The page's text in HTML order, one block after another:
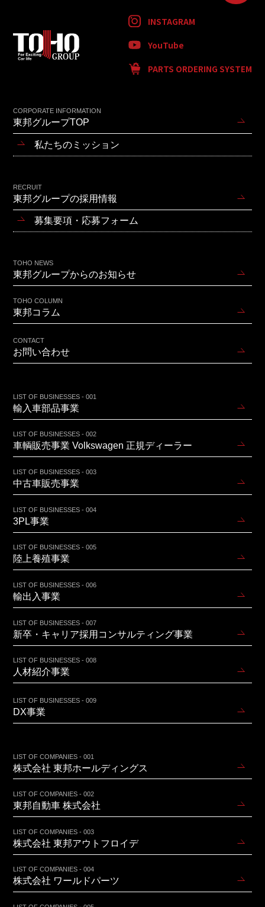
INSTAGRAM
YouTube
PARTS ORDERING SYSTEM
CORPORATE INFORMATION
東邦グループTOP
私たちのミッション
RECRUIT
東邦グループの採用情報
募集要項・応募フォーム
TOHO NEWS
東邦グループからのお知らせ
TOHO COLUMN
東邦コラム
CONTACT
お問い合わせ
LIST OF BUSINESSES - 001
輸入車部品事業
LIST OF BUSINESSES - 002
車輌販売事業 Volkswagen 正規ディーラー
LIST OF BUSINESSES - 003
中古車販売事業
LIST OF BUSINESSES - 004
3PL事業
LIST OF BUSINESSES - 005
陸上養殖事業
LIST OF BUSINESSES - 006
輸出入事業
LIST OF BUSINESSES - 007
新卒・キャリア採用コンサルティング事業
LIST OF BUSINESSES - 008
人材紹介事業
LIST OF BUSINESSES - 009
DX事業
LIST OF COMPANIES - 001
株式会社 東邦ホールディングス
LIST OF COMPANIES - 002
東邦自動車 株式会社
LIST OF COMPANIES - 003
株式会社 東邦アウトフロイデ
LIST OF COMPANIES - 004
株式会社 ワールドパーツ